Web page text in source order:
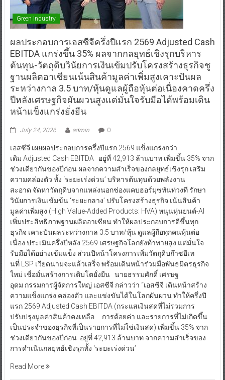
Green Industry
ผลประกอบการเอสซีจีครึ่งปีแรก 2569 Adjusted Cash
EBITDA แกร่งขึ้น 35% ผลจากกลยุทธ์เชิงรุกบริหาร
ต้นทุน-วัตถุดิบวินัยการเงินเข้มปรับโครงสร้างธุรกิจชู
ฐานผลิตอาเซียนเน้นสินค้ามูลค่าเพิ่มสูงเคาะปันผล
ระหว่างกาล 3.5 บาท/หุ้นดูแลผู้ถือหุ้นต่อเนื่องคาดครึ่ง
ปีหลังเศรษฐกิจผันผวนสูงแต่มั่นใจรับมือได้พร้อมเดิน
หน้าแข็งแกร่งยั่งยืน
July 24, 2026 admin 0
เอสซีจี เผยผลประกอบการครึ่งปีแรก 2569 แข็งแกร่งกว่า
เดิม Adjusted Cash EBITDA อยู่ที่ 42,913 ล้านบาท เพิ่มขึ้น 35% จาก
ช่วงเดียวกันของปีก่อน ผลจากความสำเร็จของกลยุทธ์เชิงรุก เสริม
ความคล่องตัว ทั้ง ‘ระยะเร่งด่วน’ บริหารต้นทุนด้วยพลังงาน
สะอาด จัดหาวัตถุดิบจากแหล่งนอกช่องแคบฮอร์มุซทันท่วงที รักษา
วินัยการเงินเข้มข้น ‘ระยะกลาง’ ปรับโครงสร้างธุรกิจ เน้นสินค้า
มูลค่าเพิ่มสูง (High Value-Added Products: HVA) หนุนหุ่นยนต์-AI
เพิ่มประสิทธิภาพฐานผลิตอาเซียน ทำให้ผลประกอบการดีขึ้นทุก
ธุรกิจ เคาะปันผลระหว่างกาล 3.5 บาท/หุ้น ดูแลผู้ถือทุกคนหุ้นต่อ
เนื่อง ประเมินครึ่งปีหลัง 2569 เศรษฐกิจโลกยังท้าทายสูง แต่มั่นใจ
รับมือได้อย่างเข้มแข็ง ส่วนปีหน้าโครงการเพิ่มวัตถุดิบก๊าซอีเท
นที่ LSP เวียดนามจะแล้วเสร็จ พร้อมเดินหน้าร่วมมือพันธมิตรธุรกิจ
ใหม่ เชื่อมั่นสร้างการเติบโตยั่งยืน นายธรรมศักดิ์ เศรษฐ
อุดม กรรมการผู้จัดการใหญ่ เอสซีจี กล่าวว่า “เอสซีจี เดินหน้าสร้าง
ความแข็งแกร่ง คล่องตัว และแข่งขันได้ในโลกผันผวน ทำให้ครึ่งปี
แรก 2569 Adjusted Cash EBITDA (กระแสเงินสดที่ไม่รวมการ
ปรับปรุงมูลค่าสินค้าคงเหลือ การด้อยค่า และรายการที่ไม่เกิดขึ้น
เป็นประจำของธุรกิจที่เป็นรายการที่ไม่ใช่เงินสด) เพิ่มขึ้น 35% จาก
ช่วงเดียวกันของปีก่อน อยู่ที่ 42,913 ล้านบาท จากความสำเร็จของ
การดำเนินกลยุทธ์เชิงรุกทั้ง ‘ระยะเร่งด่วน’
Read More